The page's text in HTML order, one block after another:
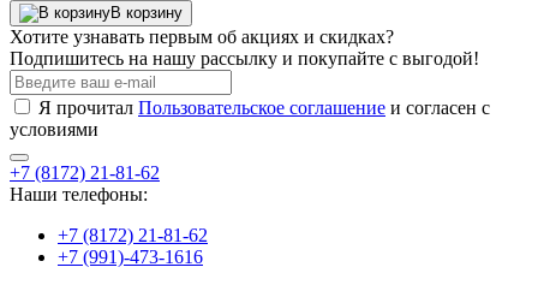
В корзину
Хотите узнавать первым об акциях и скидках?
Подпишитесь на нашу рассылку и покупайте с выгодой!
Я прочитал Пользовательское соглашение и согласен с
условиями
+7 (8172) 21-81-62
Наши телефоны:
+7 (8172) 21-81-62
+7 (991)-473-1616